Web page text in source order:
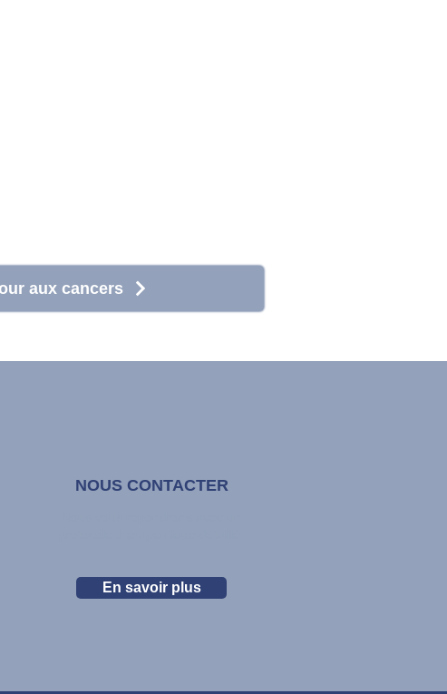
aux cancers
NOUS CONTACTER
En savoir plus